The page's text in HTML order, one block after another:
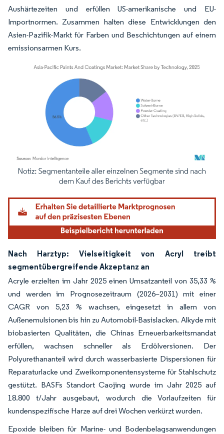
Aushärtezeiten und erfüllen US-amerikanische und EU-
Importnormen. Zusammen halten diese Entwicklungen den
Asien-Pazifik-Markt für Farben und Beschichtungen auf einem
emissionsarmen Kurs.
Bild © Mordor Intelligence. Wiederverwendung erfordert Namensnennung
Nach Harztyp: Vielseitigkeit von Acryl treibt
segmentübergreifende Akzeptanz an
Acryle erzielten im Jahr 2025 einen Umsatzanteil von 35,33 %
und werden im Prognosezeitraum (2026–2031) mit einer
CAGR von 5,23 % wachsen, eingesetzt in allem von
Außenemulsionen bis hin zu Automobil-Basislacken. Alkyde mit
biobasierten Qualitäten, die Chinas Erneuerbarkeitsmandat
erfüllen, wachsen schneller als Erdölversionen. Der
Polyurethananteil wird durch wasserbasierte Dispersionen für
Reparaturlacke und Zweikomponentensysteme für Stahlschutz
gestützt. BASFs Standort Caojing wurde im Jahr 2025 auf
18.800 t/Jahr ausgebaut, wodurch die Vorlaufzeiten für
kundenspezifische Harze auf drei Wochen verkürzt wurden.
Epoxide bleiben für Marine- und Bodenbelagsanwendungen